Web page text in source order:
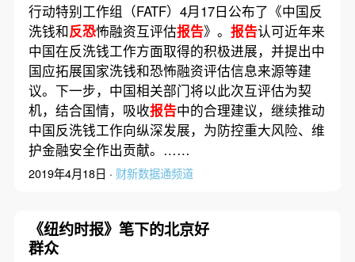
行动特别工作组（FATF）4月17日公布了《中国反
洗钱和反恐怖融资互评估报告》。 报告认可近年来
中国在反洗钱工作方面取得的积极进展，并提出中
国应拓展国家洗钱和恐怖融资评估信息来源等建
议。下一步，中国相关部门将以此次互评估为契
机，结合国情，吸收报告中的合理建议，继续推动
中国反洗钱工作向纵深发展，为防控重大风险、维
护金融安全作出贡献。……
2019年4月18日 · 财新数据通频道
《纽约时报》笔下的北京好
群众